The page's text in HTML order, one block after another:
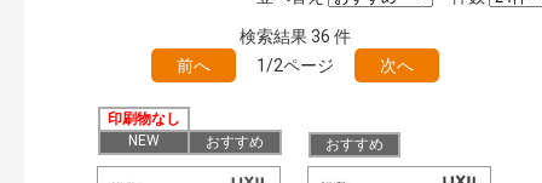
絞り込みの解除
旧版（WEBカタログ）
キーワード検索（あいまい）
検索結果36 件
前へ
1/2ページ 次へ
印刷物なし
NEW
おすすめ おすすめ